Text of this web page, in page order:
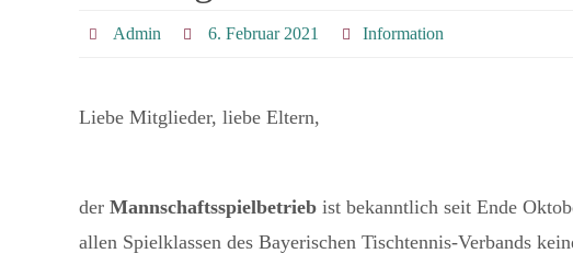
Admin 6. Februar 2021 Information
Liebe Mitglieder, liebe Eltern,
der Mannschaftsspielbetrieb ist bekanntlich seit Ende
allen Spielklassen des Bayerischen Tischtennis-Verbands